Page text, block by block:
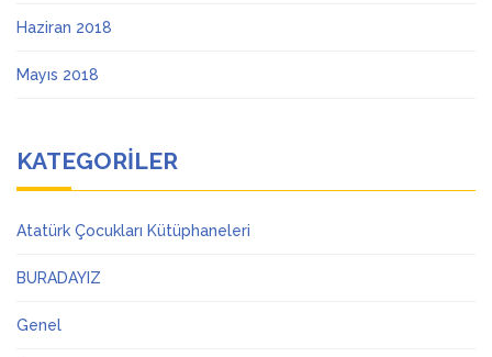
Haziran 2018
Mayıs 2018
KATEGORILER
Atatürk Çocukları Kütüphaneleri
BURADAYIZ
Genel